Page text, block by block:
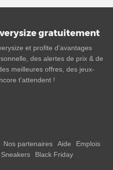
gratuitement
et profite d'avantages
des alertes de prix & de
meilleures offres, des jeux-
t'attendent !
Nos partenaires Aide
Emplois
Black Friday